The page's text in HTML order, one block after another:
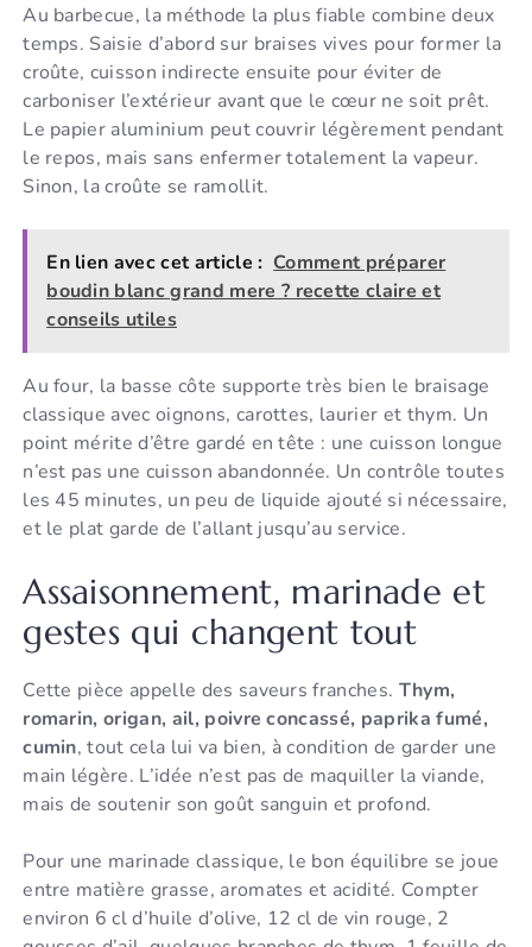
Au barbecue, la méthode la plus fiable combine deux
temps. Saisie d’abord sur braises vives pour former la
croûte, cuisson indirecte ensuite pour éviter de
carboniser l’extérieur avant que le cœur ne soit prêt.
Le papier aluminium peut couvrir légèrement pendant
le repos, mais sans enfermer totalement la vapeur.
Sinon, la croûte se ramollit.
En lien avec cet article : Comment préparer
boudin blanc grand mere ? recette claire et
conseils utiles
Au four, la basse côte supporte très bien le braisage
classique avec oignons, carottes, laurier et thym. Un
point mérite d’être gardé en tête : une cuisson longue
n’est pas une cuisson abandonnée. Un contrôle toutes
les 45 minutes, un peu de liquide ajouté si nécessaire,
et le plat garde de l’allant jusqu’au service.
Assaisonnement, marinade et
gestes qui changent tout
Cette pièce appelle des saveurs franches. Thym,
romarin, origan, ail, poivre concassé, paprika fumé,
cumin, tout cela lui va bien, à condition de garder une
main légère. L’idée n’est pas de maquiller la viande,
mais de soutenir son goût sanguin et profond.
Pour une marinade classique, le bon équilibre se joue
entre matière grasse, aromates et acidité. Compter
environ 6 cl d’huile d’olive, 12 cl de vin rouge, 2